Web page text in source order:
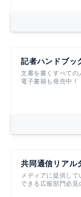
記者ハンドブッ
文書を書くすべての
電子書籍も発売中！
共同通信リアル
メディアに提供し
できる広報部門必見